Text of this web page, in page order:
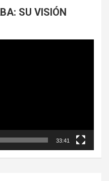
SU VISIÓN
33:41